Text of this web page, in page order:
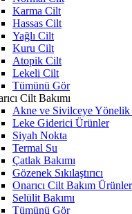
Karma Cilt
Hassas Cilt
Yağlı Cilt
Kuru Cilt
Atopik Cilt
Lekeli Cilt
Tümünü Gör
Cilt Bakımı
Akne ve Sivilceye Yönelik
Leke Giderici Ürünler
Siyah Nokta
Termal Su
Çatlak Bakımı
Gözenek Sıkılaştırıcı
Onarıcı Cilt Bakım
Selülit Bakımı
Tümünü Gör